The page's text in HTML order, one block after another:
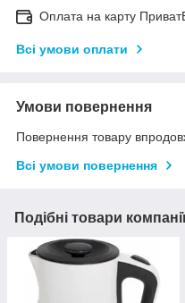
Оплата на карту
Всі умови оплати
Умови повернення
Повернення товару
Всі умови повернення
Подібні товари